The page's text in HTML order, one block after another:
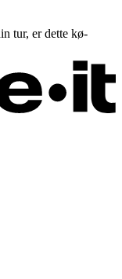
tur, er dette kø-